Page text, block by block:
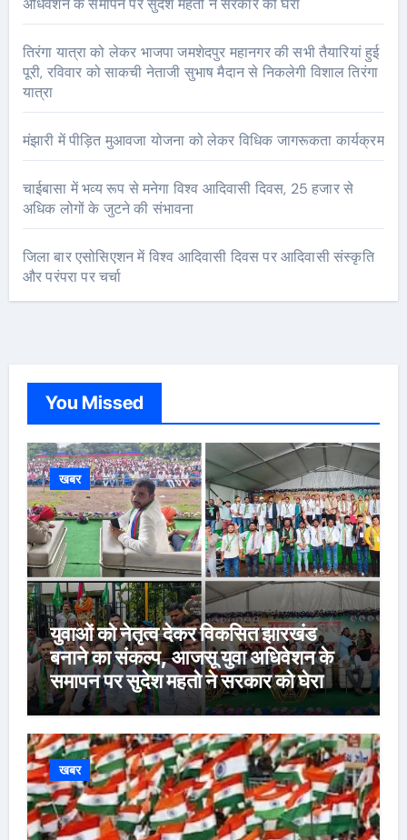
अधिवेशन के समापन पर सुदेश महतो ने सरकार को घेरा
तिरंगा यात्रा को लेकर भाजपा जमशेदपुर महानगर की सभी तैयारियां हुई
पूरी, रविवार को साकची नेताजी सुभाष मैदान से निकलेगी विशाल तिरंगा
यात्रा
मंझारी में पीड़ित मुआवजा योजना को लेकर विधिक जागरूकता कार्यक्रम
चाईबासा में भव्य रूप से मनेगा विश्व आदिवासी दिवस, 25 हजार से
अधिक लोगों के जुटने की संभावना
जिला बार एसोसिएशन में विश्व आदिवासी दिवस पर आदिवासी संस्कृति
और परंपरा पर चर्चा
You Missed
खबर
युवाओं को नेतृत्व देकर विकसित झारखंड
बनाने का संकल्प, आजसू युवा अधिवेशन के
समापन पर सुदेश महतो ने सरकार को घेरा
खबर